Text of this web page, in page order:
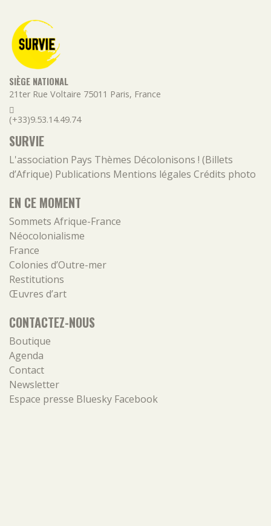
SIÈGE NATIONAL
21ter Rue Voltaire 75011 Paris, France
(+33)9.53.14.49.74
SURVIE
L'association Pays Thèmes Décolonisons ! (Billets
d’Afrique) Publications Mentions légales Crédits photo
EN CE MOMENT
Sommets Afrique-France
Néocolonialisme
France
Colonies d’Outre-mer
Restitutions
Œuvres d’art
CONTACTEZ-NOUS
Boutique
Agenda
Contact
Newsletter
Espace presse Bluesky Facebook